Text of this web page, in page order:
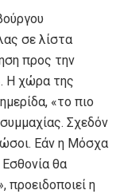
σε λίστα
προς την
Η χώρα της
«το πιο
Σχεδόν
Εάν η Μόσχα
θα
προειδοποιεί η